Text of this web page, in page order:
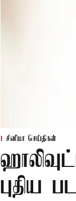
சினிமா செய்திகள்
புதிய